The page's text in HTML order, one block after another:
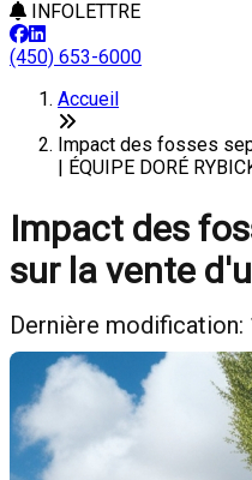
INFOLETTRE
(450) 653-6000
Accueil
Impact des fosses
| ÉQUIPE DORÉ
Impact des
sur la vente
Dernière